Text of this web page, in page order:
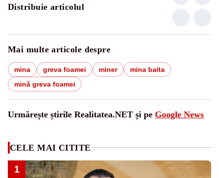
Distribuie articolul
Mai multe articole despre
mina greva foamei miner
mina baita
mină greva foamei
Urmărește știrile Realitatea.NET și pe Google News
CELE MAI CITITE
1